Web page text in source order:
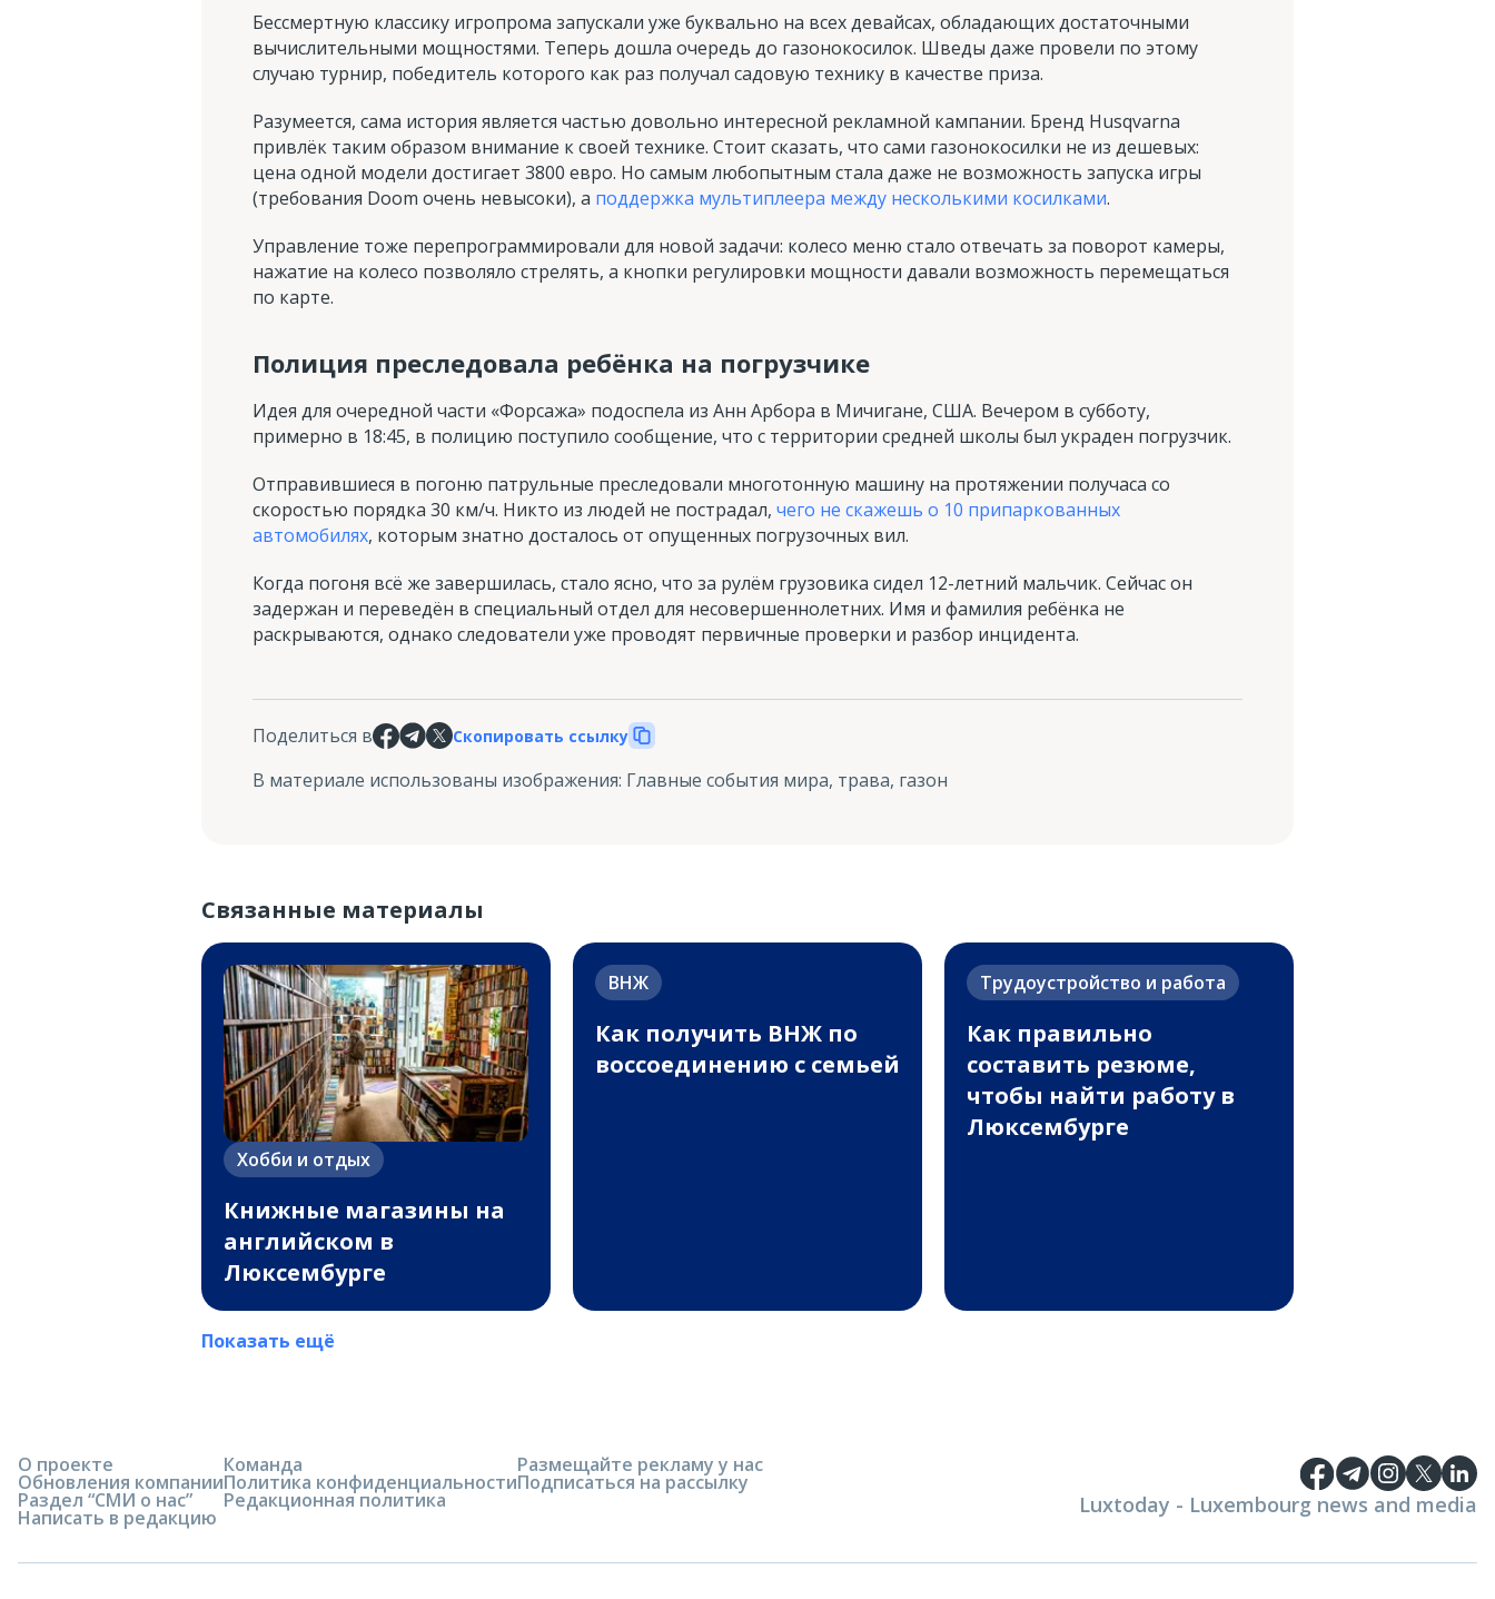
Бессмертную классику игропрома запускали уже буквально на всех девайсах, обладающих достаточными
вычислительными мощностями. Теперь дошла очередь до газонокосилок. Шведы даже провели по этому
случаю турнир, победитель которого как раз получал садовую технику в качестве приза.
Разумеется, сама история является частью довольно интересной рекламной кампании. Бренд Husqvarna
привлёк таким образом внимание к своей технике. Стоит сказать, что сами газонокосилки не из дешевых:
цена одной модели достигает 3800 евро. Но самым любопытным стала даже не возможность запуска игры
(требования Doom очень невысоки), а поддержка мультиплеера между несколькими косилками.
Управление тоже перепрограммировали для новой задачи: колесо меню стало отвечать за поворот камеры,
нажатие на колесо позволяло стрелять, а кнопки регулировки мощности давали возможность перемещаться
по карте.
Полиция преследовала ребёнка на погрузчике
Идея для очередной части «Форсажа» подоспела из Анн Арбора в Мичигане, США. Вечером в субботу,
примерно в 18:45, в полицию поступило сообщение, что с территории средней школы был украден погрузчик.
Отправившиеся в погоню патрульные преследовали многотонную машину на протяжении получаса со
скоростью порядка 30 км/ч. Никто из людей не пострадал, чего не скажешь о 10 припаркованных
автомобилях, которым знатно досталось от опущенных погрузочных вил.
Когда погоня всё же завершилась, стало ясно, что за рулём грузовика сидел 12-летний мальчик. Сейчас он
задержан и переведён в специальный отдел для несовершеннолетних. Имя и фамилия ребёнка не
раскрываются, однако следователи уже проводят первичные проверки и разбор инцидента.
Поделиться в Скопировать ссылку
В материале использованы изображения: Главные события мира, трава, газон
Связанные материалы
Хобби и отдых
Книжные магазины на
английском в
Люксембурге
ВНЖ
Как получить ВНЖ по
воссоединению с семьей
Трудоустройство и работа
Как правильно
составить резюме,
чтобы найти работу в
Люксембурге
Показать ещё
О проекте
Обновления компании
Раздел “СМИ о нас”
Написать в редакцию
Команда
Политика конфиденциальности
Редакционная политика
Размещайте рекламу у нас
Подписаться на рассылку
Luxtoday - Luxembourg news and media